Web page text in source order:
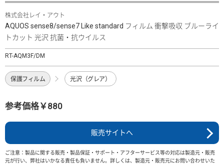
株式会社レイ・アウト
AQUOS sense8/sense7 Like standard フィルム 衝撃吸収 ブルーライ
トカット 光沢 抗菌・抗ウイルス
RT-AQM3F/DM
保護フィルム 光沢（グレア）
参考価格￥880
販売サイトへ
ご注意：製品に関する販売・製品保証・サポート・アフターサービス等の対応は製造元・販売
元が行い、弊社はいかなる責任も負いません。詳しくは、製造元・販売元にお問い合わせいた